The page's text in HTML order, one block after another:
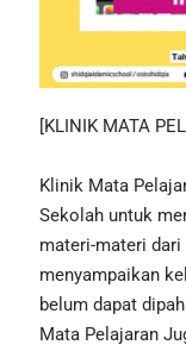
[KLINIK MATA
Klinik Mata
Sekolah untuk
materi-materi
menyampaikan
belum dapat
Mata Pelajaran